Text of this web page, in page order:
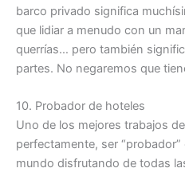
barco privado significa
que lidiar a menudo con un
querrías… pero también
partes. No negaremos que
10. Probador de hoteles
Uno de los mejores trabajos
perfectamente, ser
mundo disfrutando de todas